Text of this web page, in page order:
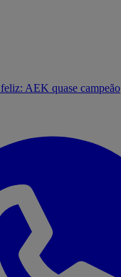
AEK quase campeão